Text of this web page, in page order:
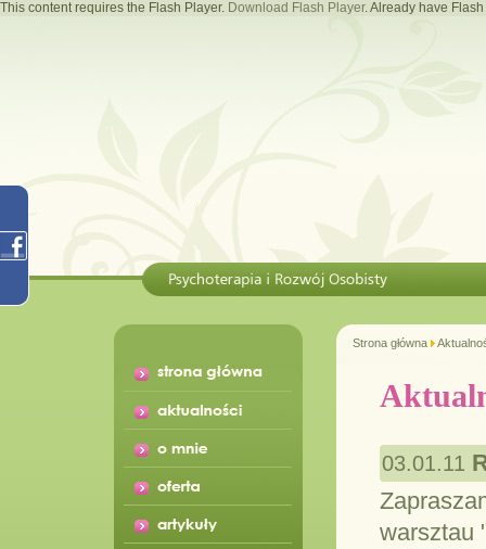
This content requires the Flash Player. Download Flash Player. Already have
Strona główna
03.01.11
warsztau